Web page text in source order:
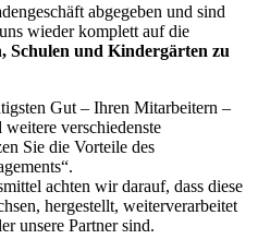
abgegeben und sind
wieder komplett auf die
Schulen und Kindergärten zu
Gut – Ihren Mitarbeitern –
verschiedenste
Sie die Vorteile des
achten wir darauf, dass diese
hergestellt, weiterverarbeitet
unsere Partner sind.